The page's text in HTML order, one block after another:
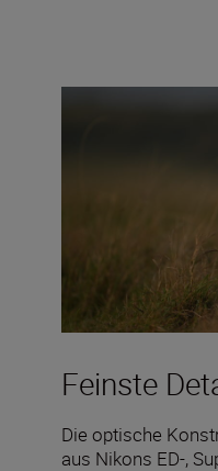
Feinste
Die optische
aus Nikons ED-,